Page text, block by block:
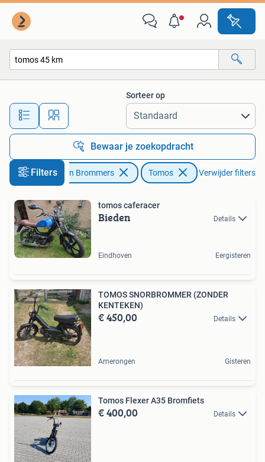
Alle afstanden…
Sorteer op
Bewaar je zoekopdracht
Filters
Fietsen en Brommers Tomos Verwijder filters
tomos caferacer
Bieden Details
Eindhoven Eergisteren
TOMOS SNORBROMMER (ZONDER
KENTEKEN)
€ 450,00 Details
Amerongen Gisteren
Tomos Flexer A35 Bromfiets
€ 400,00 Details